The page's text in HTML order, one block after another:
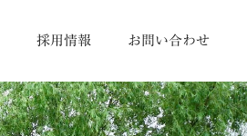
採用情報 お問い合わせ